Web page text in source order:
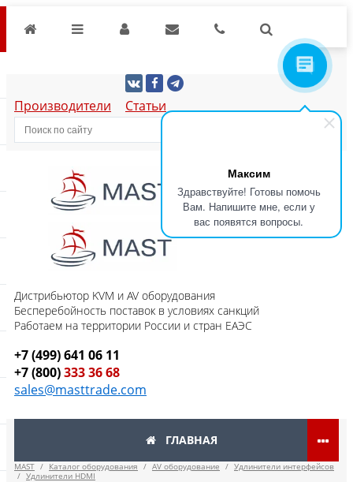
Максим
Здравствуйте! Готовы помочь
Вам. Напишите мне, если у
вас появятся вопросы.
Производители Статьи
Дистрибьютор KVM и AV оборудования
Бесперебойность поставок в условиях санкций
Работаем на территории России и стран ЕАЭС
+7 (499) 641 06 11
+7 (800)333 36 68
sales@masttrade.com
ГЛАВНАЯ
MAST / Каталог оборудования / AV оборудование / Удлинители интерфейсов
/ Удлинители HDMI